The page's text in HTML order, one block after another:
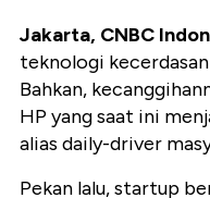
Jakarta, CNBC
teknologi
Bahkan,
HP yang saat ini
alias daily-driver
Pekan lalu, startup